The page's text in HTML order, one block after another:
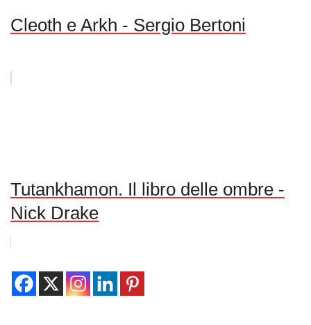
Cleoth e Arkh - Sergio Bertoni
Tutankhamon. Il libro delle ombre -
Nick Drake